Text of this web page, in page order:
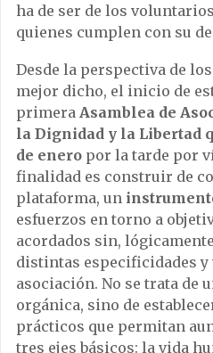
ha de ser de los
quienes cumplen con su
Desde la perspectiva de
mejor dicho, el inicio de
primera Asamblea de
la Dignidad y la Libertad
de enero por la tarde por
finalidad es construir de
plataforma, un
esfuerzos en torno a
acordados sin,
distintas especificidades y
asociación. No se trata de
orgánica, sino de
prácticos que permitan
tres ejes básicos: la vida